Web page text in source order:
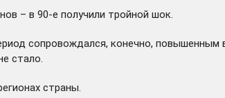
– в 90-е получили тройной шок.
сопровождался, конечно, повышенным
стало.
страны.